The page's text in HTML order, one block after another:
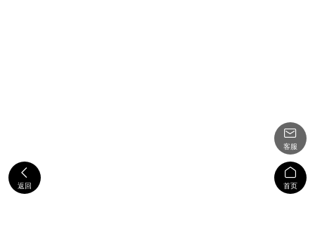

返回

客服

首页